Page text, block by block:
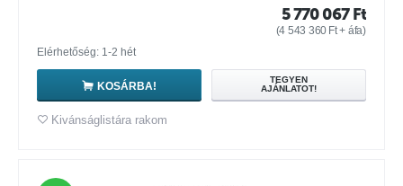
5 770 067 Ft
(4 543 360 Ft+ áfa)
Elérhetőség: 1-2 hét
KOSÁRBA!
TEGYEN
AJÁNLATOT!
Kivánságlistára rakom